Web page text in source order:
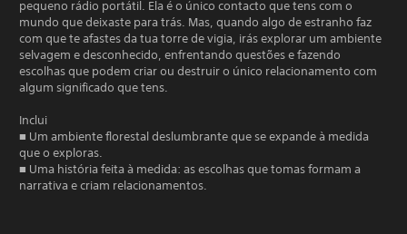
pequeno rádio portátil. Ela é o único contacto que tens com o
mundo que deixaste para trás. Mas, quando algo de estranho faz
com que te afastes da tua torre de vigia, irás explorar um ambiente
selvagem e desconhecido, enfrentando questões e fazendo
escolhas que podem criar ou destruir o único relacionamento com
algum significado que tens.
Inclui
■ Um ambiente florestal deslumbrante que se expande à medida
que o exploras.
■ Uma história feita à medida: as escolhas que tomas formam a
narrativa e criam relacionamentos.